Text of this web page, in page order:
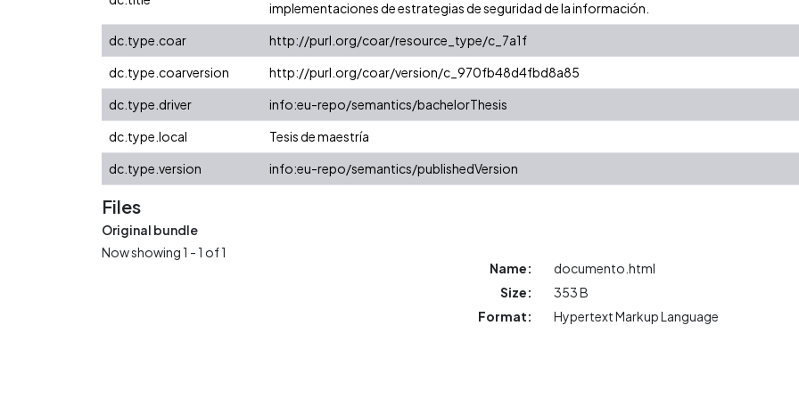
implementaciones de estrategias de seguridad de la información.
dc.type.coar
http://purl.org/coar/resource_type/c_7a1f
dc.type.coarversion
http://purl.org/coar/version/c_970fb48d4fbd8a85
dc.type.driver
info:eu-repo/semantics/bachelorThesis
dc.type.local
Tesis de maestría
dc.type.version
info:eu-repo/semantics/publishedVersion
Files
Original bundle
Now showing1 - 1 of 1
Name:
documento.html
Size:
353 B
Format:
Hypertext Markup Language